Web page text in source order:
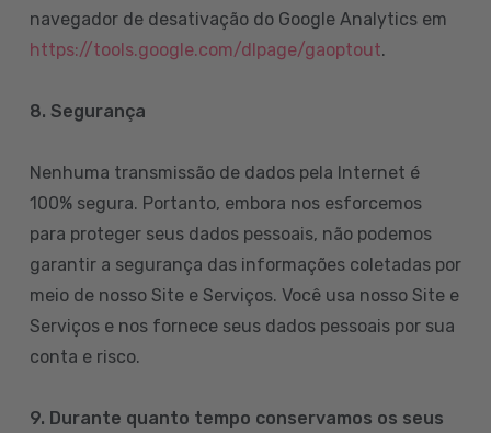
navegador de desativação do Google Analytics em
https://tools.google.com/dlpage/gaoptout.
8. Segurança
Nenhuma transmissão de dados pela Internet é
100% segura. Portanto, embora nos esforcemos
para proteger seus dados pessoais, não podemos
garantir a segurança das informações coletadas por
meio de nosso Site e Serviços. Você usa nosso Site e
Serviços e nos fornece seus dados pessoais por sua
conta e risco.
9. Durante quanto tempo conservamos os seus